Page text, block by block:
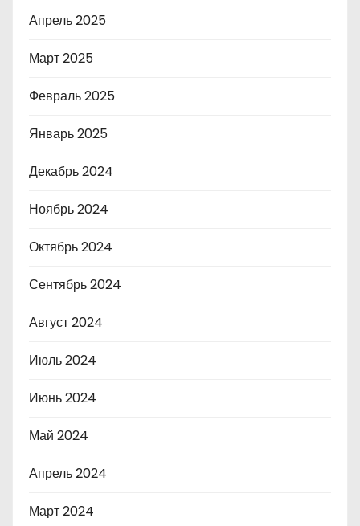
Апрель 2025
Март 2025
Февраль 2025
Январь 2025
Декабрь 2024
Ноябрь 2024
Октябрь 2024
Сентябрь 2024
Август 2024
Июль 2024
Июнь 2024
Май 2024
Апрель 2024
Март 2024